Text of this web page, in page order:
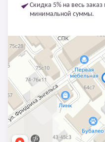
Скидка 5% на весь
минимальной суммы.